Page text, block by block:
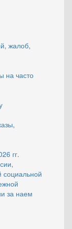
жалоб,
на часто
гг.
за наем